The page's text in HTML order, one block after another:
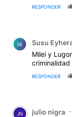
RESPONDER
SE Susu
Milei y
criminalidad
RESPONDER
Comentario de
JN julio nigra